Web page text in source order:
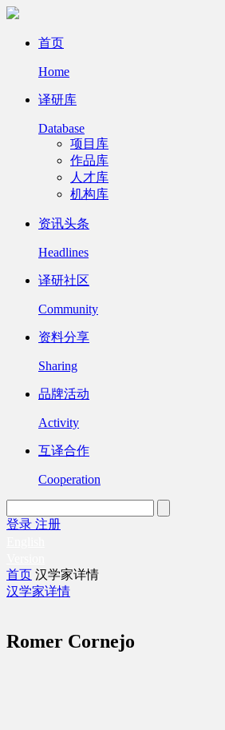
首页
Home
译研库
Database
项目库
作品库
人才库
机构库
资讯头条
Headlines
译研社区
Community
资料分享
Sharing
品牌活动
Activity
互译合作
Cooperation
登录 注册
首页 汉学家详情
汉学家详情
Romer Cornejo